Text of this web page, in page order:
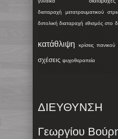
διαταραχή μετατραυματικού
διπολική διαταραχή εθισμός στο
κατάθλιψη κρίσεις πανικού
σχέσεις ψυχοθεραπεία
ΔΙΕΥΘΥΝΣΗ
Γεωργίου